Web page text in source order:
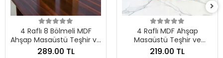
4 Raflı 8 Bölmeli MDF
Ahşap Masaüstü Teşhir ve
Organizer Standı
289.00 TL
4 Raflı MDF Ahşap
Masaüstü Teşhir ve
Organizer Standı
219.00 TL